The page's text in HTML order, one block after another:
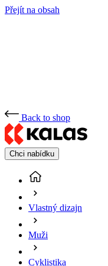
Přejít na obsah
Back to shop
Chci nabídku
Vlastný dizajn
Muži
Cyklistika